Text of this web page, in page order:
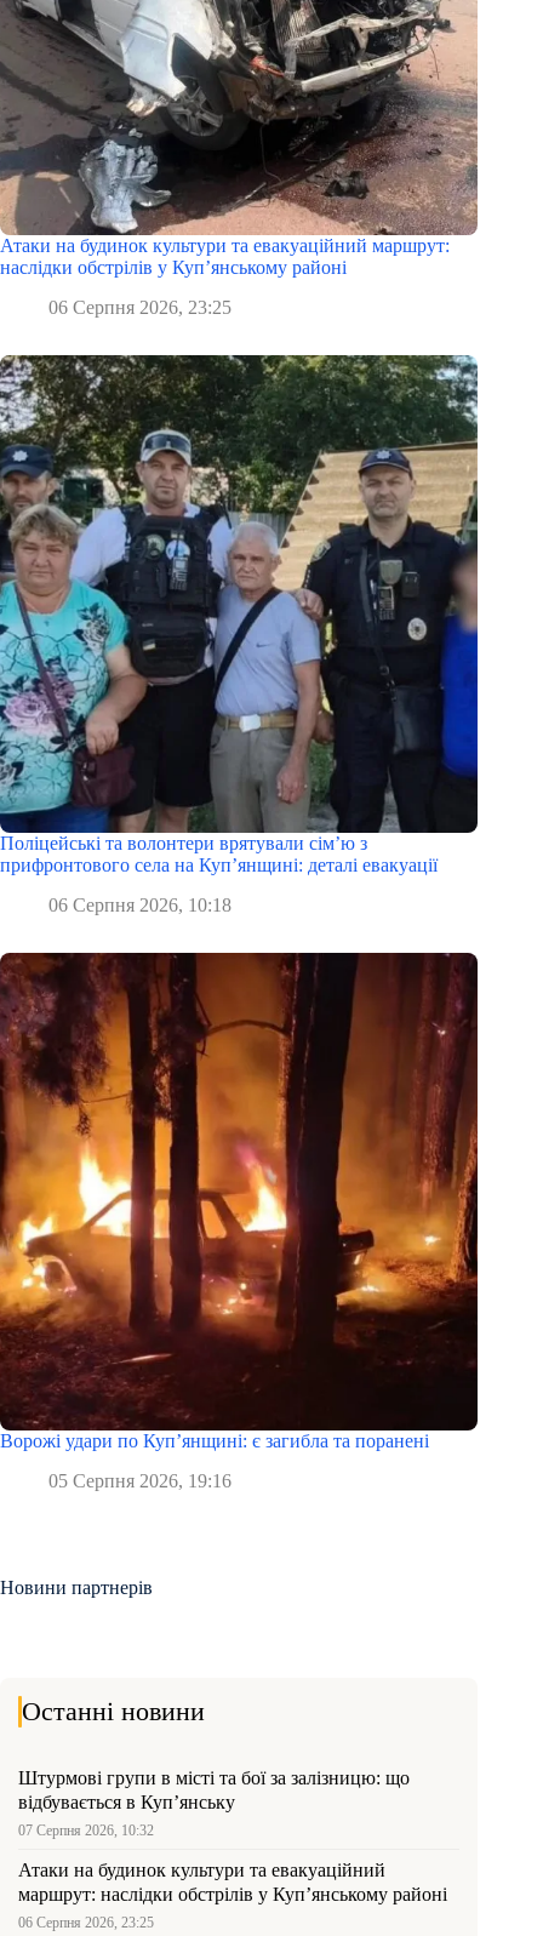
Атаки на будинок культури та евакуаційний маршрут:
наслідки обстрілів у Куп’янському районі
06 Серпня 2026, 23:25
Поліцейські та волонтери врятували сім’ю з
прифронтового села на Куп’янщині: деталі евакуації
06 Серпня 2026, 10:18
Ворожі удари по Куп’янщині: є загибла та поранені
05 Серпня 2026, 19:16
Новини партнерів
Останні новини
Штурмові групи в місті та бої за залізницю: що
відбувається в Куп’янську
07 Серпня 2026, 10:32
Атаки на будинок культури та евакуаційний
маршрут: наслідки обстрілів у Куп’янському районі
06 Серпня 2026, 23:25